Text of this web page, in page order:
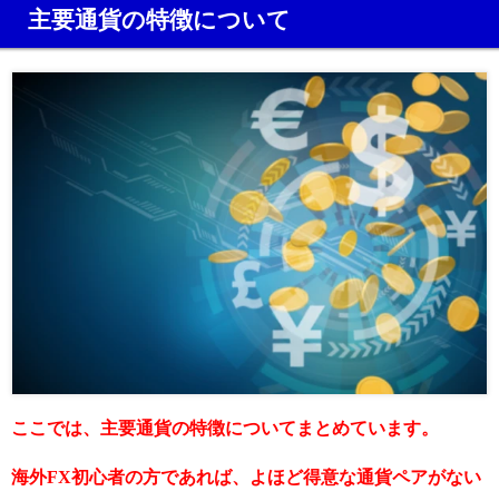
主要通貨の特徴について
ここでは、主要通貨の特徴についてまとめています。
海外FX初心者の方であれば、よほど得意な通貨ペアがない